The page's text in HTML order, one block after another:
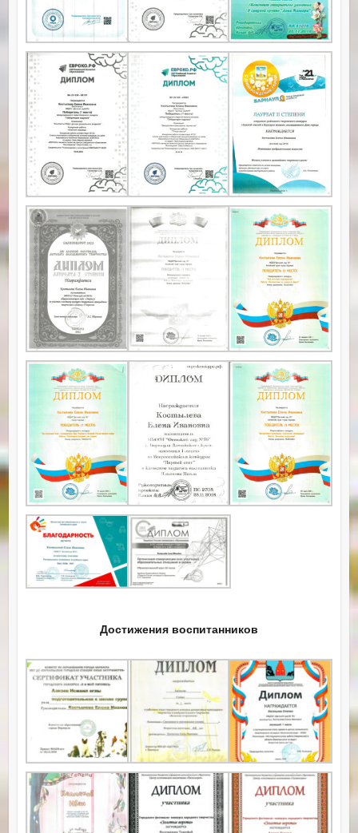
Достижения воспитанников